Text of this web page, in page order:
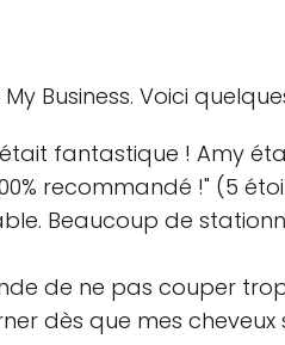
Business. Voici
fantastique ! Amy
recommandé !" (5
Beaucoup de
de ne pas couper
dès que mes cheveux